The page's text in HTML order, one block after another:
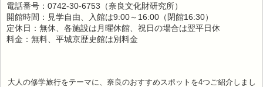
電話番号：0742-30-6753（奈良文化財研究所）
開館時間：見学自由、入館は9:00～16:00（閉館16:30）
定休日：無休、各施設は月曜休館、祝日の場合は翌平日休
料金：無料、平城京歴史館は別料金
大人の修学旅行をテーマに、奈良のおすすめスポットを4つご紹介しまし